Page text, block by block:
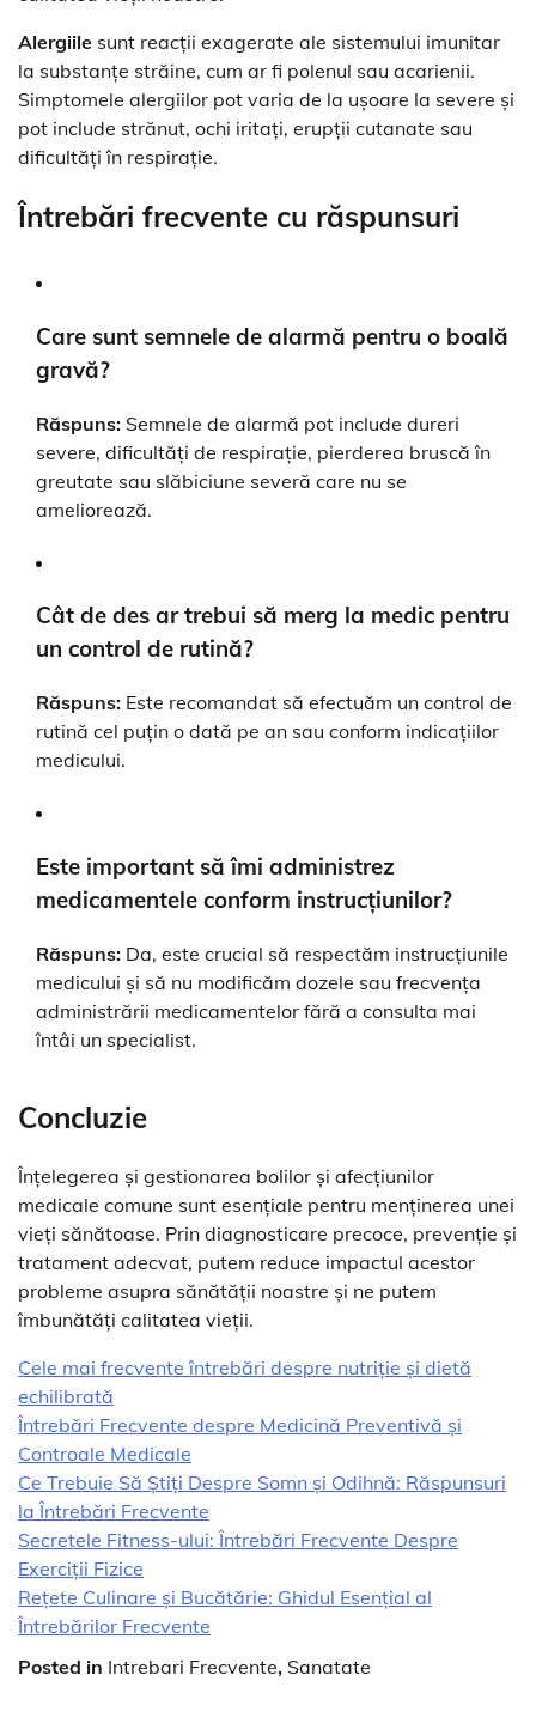
Alergiile sunt reacții exagerate ale sistemului imunitar
la substanțe străine, cum ar fi polenul sau acarienii.
Simptomele alergiilor pot varia de la ușoare la severe și
pot include strănut, ochi iritați, erupții cutanate sau
dificultăți în respirație.
Întrebări frecvente cu răspunsuri
Care sunt semnele de alarmă pentru o boală
gravă?
Răspuns: Semnele de alarmă pot include dureri
severe, dificultăți de respirație, pierderea bruscă în
greutate sau slăbiciune severă care nu se
ameliorează.
Cât de des ar trebui să merg la medic pentru
un control de rutină?
Răspuns: Este recomandat să efectuăm un control de
rutină cel puțin o dată pe an sau conform indicațiilor
medicului.
Este important să îmi administrez
medicamentele conform instrucțiunilor?
Răspuns: Da, este crucial să respectăm instrucțiunile
medicului și să nu modificăm dozele sau frecvența
administrării medicamentelor fără a consulta mai
întâi un specialist.
Concluzie
Înțelegerea și gestionarea bolilor și afecțiunilor
medicale comune sunt esențiale pentru menținerea unei
vieți sănătoase. Prin diagnosticare precoce, prevenție și
tratament adecvat, putem reduce impactul acestor
probleme asupra sănătății noastre și ne putem
îmbunătăți calitatea vieții.
Cele mai frecvente întrebări despre nutriție și dietă
echilibrată
Întrebări Frecvente despre Medicină Preventivă și
Controale Medicale
Ce Trebuie Să Știți Despre Somn și Odihnă: Răspunsuri
la Întrebări Frecvente
Secretele Fitness-ului: Întrebări Frecvente Despre
Exerciții Fizice
Rețete Culinare și Bucătărie: Ghidul Esențial al
Întrebărilor Frecvente
Posted in Intrebari Frecvente, Sanatate